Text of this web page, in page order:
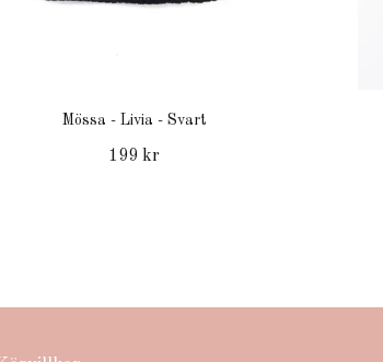
Mössa - Livia - Svart
199 kr